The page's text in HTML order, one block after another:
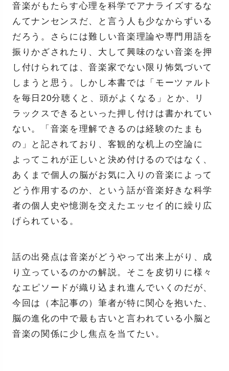
音楽がもたらす心理を科学でアナライズするな
んてナンセンスだ、と言う人も少なからずいる
だろう。さらには難しい音楽理論や専門用語を
振りかざされたり、大して興味のない音楽を押
し付けられては、音楽家でない限り怖気づいて
しまうと思う。しかし本書では「モーツァルト
を毎日20分聴くと、頭がよくなる」とか、リ
ラックスできるといった押し付けは書かれてい
ない。「音楽を理解できるのは経験のたまも
の」と記されており、客観的な机上の空論に
よってこれが正しいと決め付けるのではなく、
あくまで個人の脳がお気に入りの音楽によって
どう作用するのか、という話が音楽好きな科学
者の個人史や憶測を交えたエッセイ的に繰り広
げられている。
話の出発点は音楽がどうやって出来上がり、成
り立っているのかの解説。そこを皮切りに様々
なエピソードが織り込まれ進んでいくのだが、
今回は（本記事の）筆者が特に関心を抱いた、
脳の進化の中で最も古いと言われている小脳と
音楽の関係に少し焦点を当てたい。